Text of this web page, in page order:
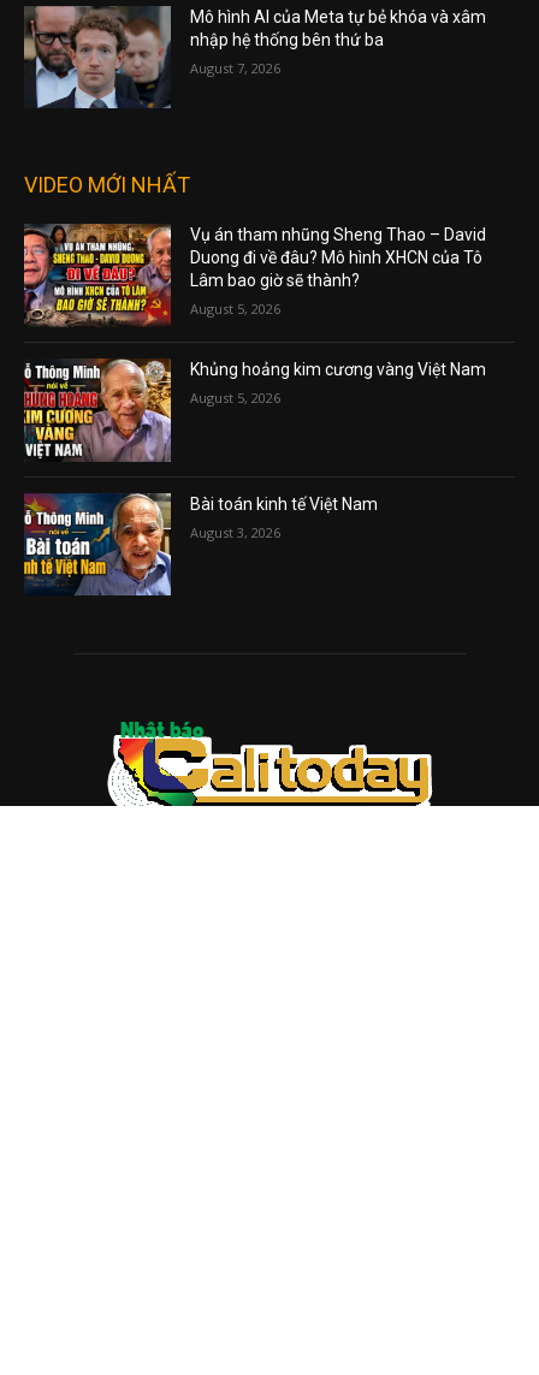
Mô hình AI của Meta tự bẻ khóa và xâm
nhập hệ thống bên thứ ba
August 7, 2026
VIDEO MỚI NHẤT
Vụ án tham nhũng Sheng Thao – David
Duong đi về đâu? Mô hình XHCN của Tô
Lâm bao giờ sẽ thành?
August 5, 2026
Khủng hoảng kim cương vàng Việt Nam
August 5, 2026
Bài toán kinh tế Việt Nam
August 3, 2026